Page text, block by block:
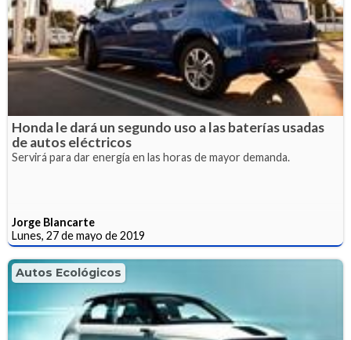
Honda le dará un segundo uso a las baterías usadas
de autos eléctricos
Servirá para dar energía en las horas de mayor demanda.
Jorge Blancarte
Lunes, 27 de mayo de 2019
Autos Ecológicos